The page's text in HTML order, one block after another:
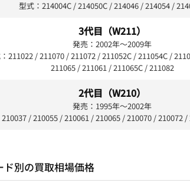
型式：214004C / 214050C / 214046 / 214054 /
3代目（W211）
発売：2002年〜2009年
211022 / 211070 / 211072 / 211052C / 211054C /
211065 / 211061 / 211065C / 211082
2代目（W210）
発売：1995年〜2002年
/ 210055 / 210061 / 210065 / 210070 / 210072
ド別の買取相場価格